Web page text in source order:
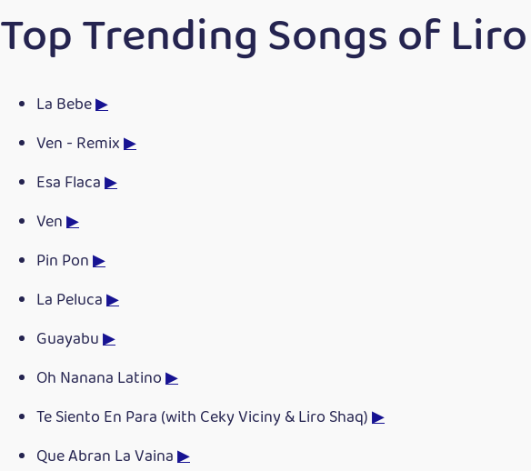
Top Trending Songs of
La Bebe▶
Ven - Remix▶
Esa Flaca▶
Ven▶
Pin Pon▶
La Peluca▶
Guayabu▶
Oh Nanana Latino▶
Te Siento En Para (with Ceky Viciny & Liro Shaq)▶
Que Abran La Vaina▶